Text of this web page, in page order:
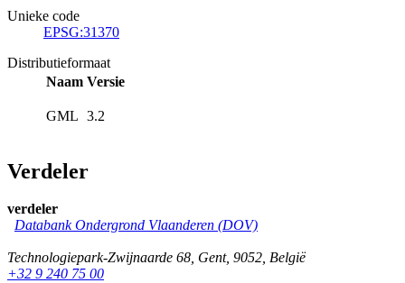
Unieke code
EPSG:31370
Distributieformaat
Naam Versie
GML 3.2
Verdeler
verdeler
Databank Ondergrond Vlaanderen (DOV)
Technologiepark-Zwijnaarde 68, Gent, 9052, België
+32 9 240 75 00